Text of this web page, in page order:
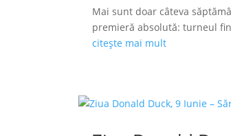
Mai sunt doar câteva
premieră absolută: turneul
citește mai mult